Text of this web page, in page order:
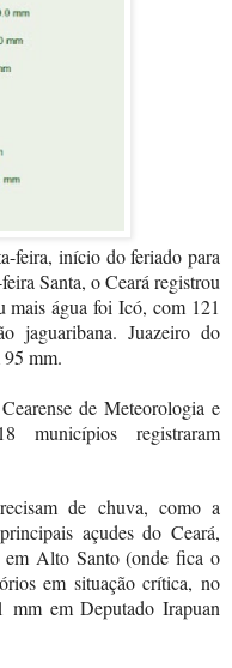
feira, início do feriado para
Santa, o Ceará registrou
mais água foi Icó, com 121
jaguaribana. Juazeiro do
mm.
de Meteorologia e
municípios registraram
de chuva, como a
açudes do Ceará,
Alto Santo (onde fica o
em situação crítica, no
mm em Deputado Irapuan